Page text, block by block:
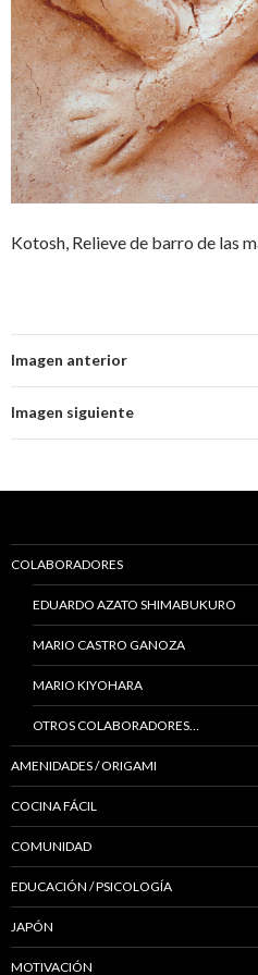
Kotosh, Relieve de barro de las
Imagen anterior
Imagen siguiente
COLABORADORES
EDUARDO AZATO SHIMABUKURO
MARIO CASTRO GANOZA
MARIO KIYOHARA
OTROS COLABORADORES…
AMENIDADES / ORIGAMI
COCINA FÁCIL
COMUNIDAD
EDUCACIÓN / PSICOLOGÍA
JAPÓN
MOTIVACIÓN